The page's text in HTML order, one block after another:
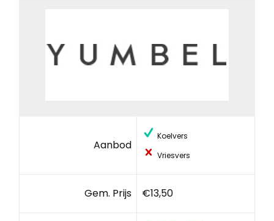
Aanbod
Koelvers
Vriesvers
Gem. Prijs €13,50